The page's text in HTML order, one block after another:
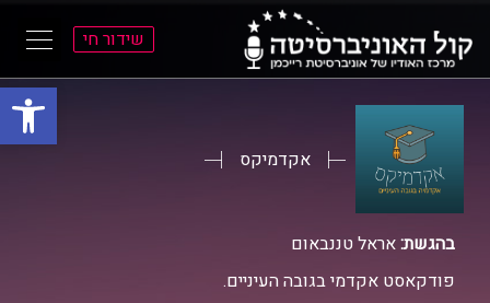
פתח
שידור חי
אקדמיקס
בהגשת:אראל טננבאום
פודקאסט אקדמי בגובה העיניים.